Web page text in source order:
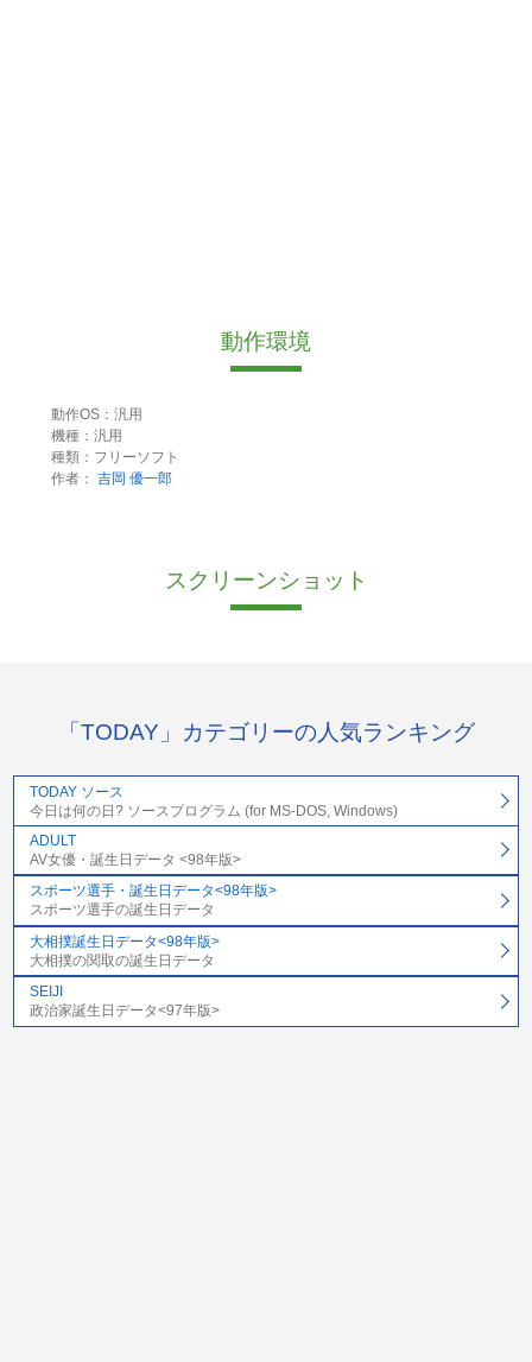
動作環境
動作OS：汎用
機種：汎用
種類：フリーソフト
作者： 吉岡 優一郎
スクリーンショット
「TODAY」カテゴリーの人気ランキング
TODAY ソース
今日は何の日? ソースプログラム (for MS-DOS, Windows)
ADULT
AV女優・誕生日データ <98年版>
スポーツ選手・誕生日データ<98年版>
スポーツ選手の誕生日データ
大相撲誕生日データ<98年版>
大相撲の関取の誕生日データ
SEIJI
政治家誕生日データ<97年版>